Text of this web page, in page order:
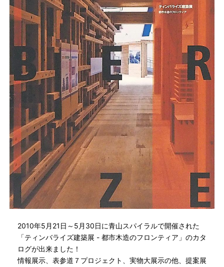
2010年5月21日～5月30日に青山スパイラルで開催された
「ティンバライズ建築展 - 都市木造のフロンティア」のカタ
ログが出来ました！
情報展示、表参道７プロジェクト、実物大展示の他、提案展